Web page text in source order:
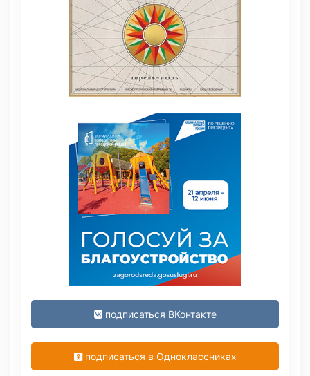
подписаться ВКонтакте
подписаться в Одноклассниках